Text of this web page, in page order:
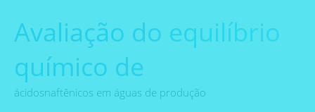
Avaliação do equilíbrio
químico de
ácidosnaftênicos em águas de produção